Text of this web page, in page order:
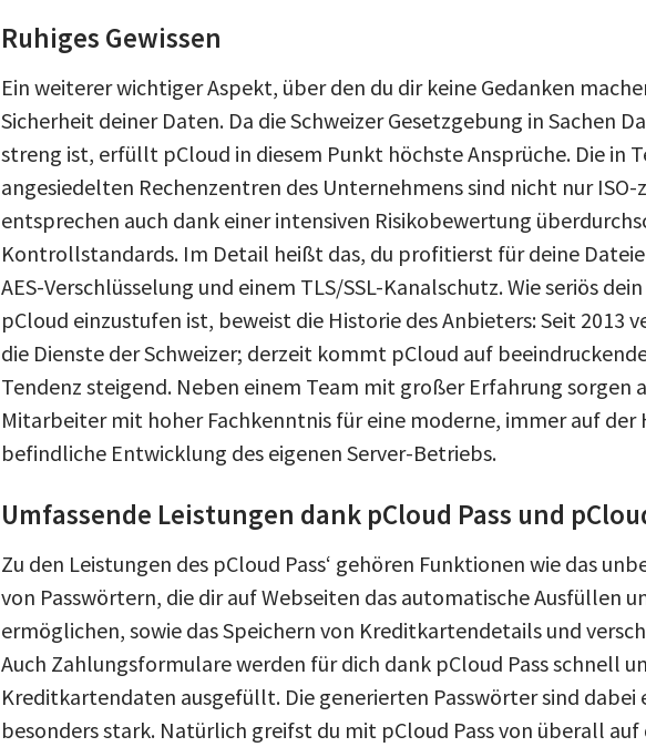
Ruhiges Gewissen
Ein weiterer wichtiger Aspekt, über den du dir keine Gedanken
Sicherheit deiner Daten. Da die Schweizer Gesetzgebung in Sachen
streng ist, erfüllt pCloud in diesem Punkt höchste Ansprüche. Die in
angesiedelten Rechenzentren des Unternehmens sind nicht nur
entsprechen auch dank einer intensiven Risikobewertung
Kontrollstandards. Im Detail heißt das, du profitierst für deine
AES-Verschlüsselung und einem TLS/SSL-Kanalschutz. Wie seriös
pCloud einzustufen ist, beweist die Historie des Anbieters: Seit 2013
die Dienste der Schweizer; derzeit kommt pCloud auf
Tendenz steigend. Neben einem Team mit großer Erfahrung sorgen
Mitarbeiter mit hoher Fachkenntnis für eine moderne, immer auf der
befindliche Entwicklung des eigenen Server-Betriebs.
Umfassende Leistungen dank pCloud Pass und
Zu den Leistungen des pCloud Pass‘ gehören Funktionen wie das
von Passwörtern, die dir auf Webseiten das automatische Ausfüllen
ermöglichen, sowie das Speichern von Kreditkartendetails und
Auch Zahlungsformulare werden für dich dank pCloud Pass schnell
Kreditkartendaten ausgefüllt. Die generierten Passwörter sind dabei
besonders stark. Natürlich greifst du mit pCloud Pass von überall auf